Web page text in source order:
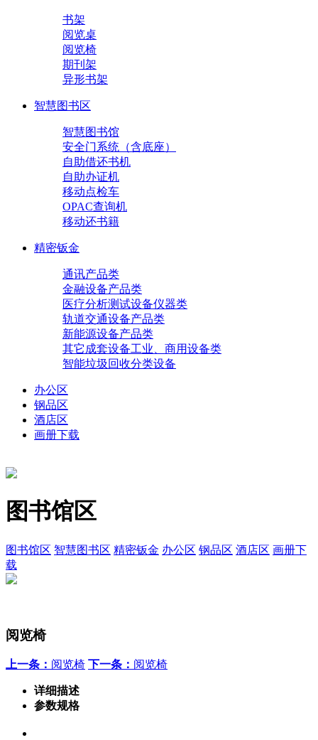
书架
阅览桌
阅览椅
期刊架
异形书架
智慧图书区
智慧图书馆
安全门系统（含底座）
自助借还书机
自助办证机
移动点检车
OPAC查询机
移动还书籍
精密钣金
通讯产品类
金融设备产品类
医疗分析测试设备仪器类
轨道交通设备产品类
新能源设备产品类
其它成套设备工业、商用设备类
智能垃圾回收分类设备
办公区
钢品区
酒店区
画册下载
图书馆区
图书馆区 智慧图书区 精密钣金 办公区 钢品区 酒店区 画册下
载
阅览椅
上一条： 阅览椅 下一条： 阅览椅
详细描述
参数规格